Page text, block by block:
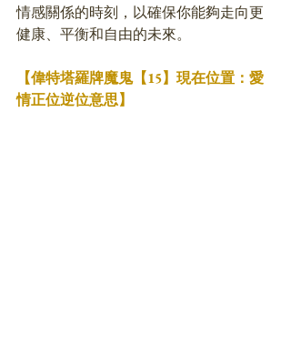
情感關係的時刻，以確保你能夠走向更
健康、平衡和自由的未來。
【偉特塔羅牌魔鬼【15】現在位置：愛
情正位逆位意思】